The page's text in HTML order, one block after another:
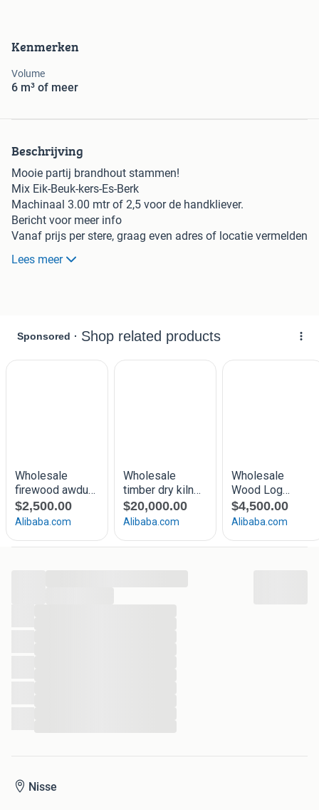
Kenmerken
Volume
6 m³ of meer
Beschrijving
Mooie partij brandhout stammen!
Mix Eik-Beuk-kers-Es-Berk
Machinaal 3.00 mtr of 2,5 voor de handkliever.
Bericht voor meer info
Vanaf prijs per stere, graag even adres of locatie vermelden
voor goede prijsopgave.
Uitsluitend per volle vrachtwagen a 55 stére geleverd.
Lees meer
Nisse